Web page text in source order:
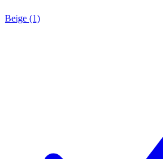
Beige (1)